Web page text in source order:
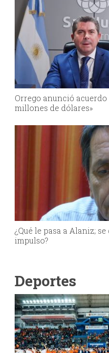
Orrego anunció
millones de dólares»
¿Qué le pasa a Alaniz;
impulso?
Deportes